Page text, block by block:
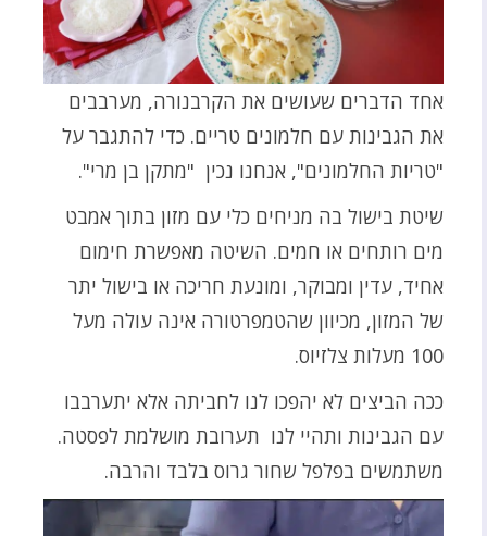
אחד הדברים שעושים את הקרבנורה, מערבבים
את הגבינות עם חלמונים טריים. כדי להתגבר על
"טריות החלמונים", אנחנו נכין "מתקן בן מרי".
שיטת בישול בה מניחים כלי עם מזון בתוך אמבט
מים רותחים או חמים. השיטה מאפשרת חימום
אחיד, עדין ומבוקר, ומונעת חריכה או בישול יתר
של המזון, מכיוון שהטמפרטורה אינה עולה מעל
100 מעלות צלזיוס.
ככה הביצים לא יהפכו לנו לחביתה אלא יתערבבו
עם הגבינות ותהיי לנו תערובת מושלמת לפסטה.
משתמשים בפלפל שחור גרוס בלבד והרבה.